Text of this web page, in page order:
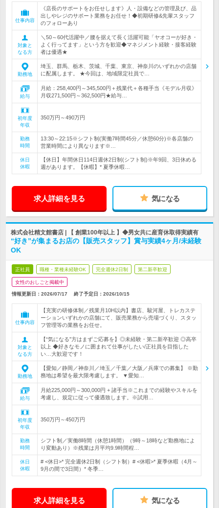
仕事内容
《店長のサポートをお任せします》人・設備などの管理及び、品
出しやレジのサポート業務をお任せ！◆初期研修&先輩スタッフ
のフォローあり
対象と
なる方
＼50～60代活躍中／腰を据えて長く活躍可能「ヤオコーが好き・
よく行ってます」という方を歓迎◆マネジメント経験・接客経験
者は優遇★
勤務地
埼玉、群馬、栃木、茨城、千葉、東京、神奈川のいずれかの店舗
に配属します。 ★今回は、地域限定社員で…
給与
月給：258,400円～345,500円＋残業代＋各種手当《モデル月収》
月収271,500円～362,500円★給与…
初年度
年収
350万円～490万円
勤務
時間
13:30～22:15※シフト制(実働7時間45分／休憩60分)※各店舗の
営業時間により異なります※…
休日
休暇
【休日】年間休日114日週休2日制(シフト制)※年9回、3日休める
週があります。【休暇】* 夏季休暇…
求人詳細を見る 気になる
株式会社精文館書店 | 【 創業100年以上 】◆男女共に産育休取得実績有
“好き”が集まるお店の【販売スタッフ】賞与実績4ヶ月/未経験
OK
正社員 職種・業種未経験OK 完全週休2日制 第二新卒歓迎
女性のおしごと掲載中
情報更新日：2026/07/17 終了予定日： 2026/10/15
仕事内容
【充実の研修体制／残業月10H以内】書店、駿河屋、トレカステ
ーションいずれかの店舗にて、販売業務から売場づくり、スタッ
フ管理等の業務をお任せ。
対象と
なる方
【“気になる”方はまずご応募を】◎未経験・第二新卒歓迎 ◎高卒
以上 ◆好きなモノに囲まれて仕事がしたい/正社員を目指した
い…大歓迎です！
勤務地
【愛知／静岡／神奈川／埼玉／千葉／大阪／兵庫での募集】 ※勤
務地は希望を最大限考慮します。 ▼愛知…
給与
月給225,000円～300,000円 + 諸手当※これまでの経験やスキルを
考慮し、規定に従って優遇致します。※試用…
初年度
年収
350万円～450万円
勤務
時間
シフト制／実働8時間（休憩1時間）（9時～18時など勤務地によ
り変動あり）※残業は月平均9.9時間程…
休日
休暇
# <休日>* 完全週休2日制（シフト制）# <休暇>* 夏季休暇（4月～
9月の間で3日間）* 冬季…
求人詳細を見る 気になる